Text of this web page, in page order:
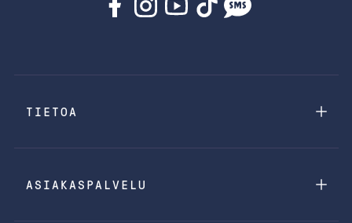
TIETOA
ASIAKASPALVELU